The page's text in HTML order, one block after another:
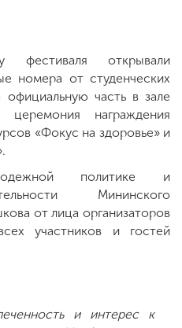
фестиваля открывали
номера от студенческих
официальную часть в зале
церемония награждения
«Фокус на здоровье» и
политике и
Мининского
от лица организаторов
участников и гостей
и интерес к